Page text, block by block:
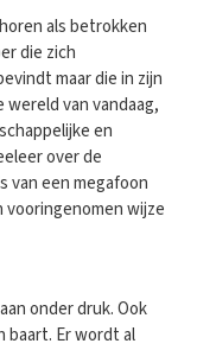
als betrokken
die zich
maar die in zijn
van vandaag,
en
over de
van een megafoon
wijze
onder druk. Ook
baart. Er wordt al